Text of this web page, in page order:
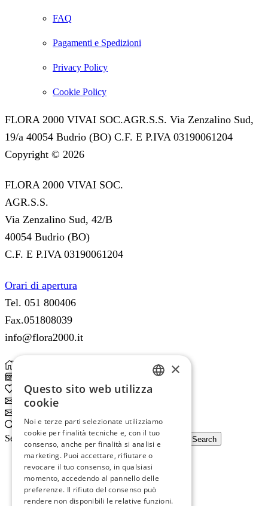
FAQ
Pagamenti e Spedizioni
Privacy Policy
Cookie Policy
FLORA 2000 VIVAI SOC.AGR.S.S. Via Zenzalino Sud,
19/a 40054 Budrio (BO) C.F. E P.IVA 03190061204
Copyright © 2026
FLORA 2000 VIVAI SOC.
AGR.S.S.
Via Zenzalino Sud, 42/B
40054 Budrio (BO)
C.F. E P.IVA 03190061204
Orari di apertura
Tel. 051 800406
Fax.051808039
info@flora2000.it
Wishlist
Subscribe
Search
Search input
Search
×
Questo sito web utilizza
cookie
Noi e terze parti selezionate utilizziamo
cookie per finalità tecniche e, con il tuo
consenso, anche per finalità si analisi e
marketing. Puoi accettare, rifiutare o
revocare il tuo consenso, in qualsiasi
momento, accedendo al pannello delle
preferenze. Il rifiuto del consenso può
rendere non disponibili le relative funzioni.